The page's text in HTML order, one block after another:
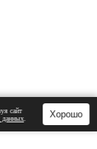
сайт
данных Хорошо